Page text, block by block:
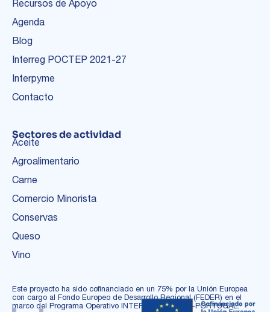
Recursos de Apoyo
Agenda
Blog
Interreg POCTEP 2021-27
Interpyme
Contacto
Sectores de actividad
Aceite
Agroalimentario
Carne
Comercio Minorista
Conservas
Queso
Vino
Este proyecto ha sido cofinanciado en un 75% por la Unión Europea
con cargo al Fondo Europeo de Desarrollo Regional (FEDER) en el
marco del Programa Operativo INTERREG ESPAÑA-PORTUGAL.